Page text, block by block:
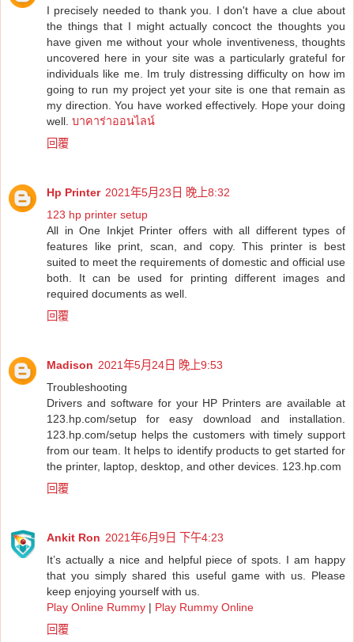
I precisely needed to thank you. I don't have a clue about
the things that I might actually concoct the thoughts you
have given me without your whole inventiveness, thoughts
uncovered here in your site was a particularly grateful for
individuals like me. Im truly distressing difficulty on how im
going to run my project yet your site is one that remain as
my direction. You have worked effectively. Hope your doing
well. บาคาร่าออนไลน์
回覆
Hp Printer 2021年5月23日 晚上8:32
123 hp printer setup
All in One Inkjet Printer offers with all different types of
features like print, scan, and copy. This printer is best
suited to meet the requirements of domestic and official use
both. It can be used for printing different images and
required documents as well.
回覆
Madison 2021年5月24日 晚上9:53
Troubleshooting
Drivers and software for your HP Printers are available at
123.hp.com/setup for easy download and installation.
123.hp.com/setup helps the customers with timely support
from our team. It helps to identify products to get started for
the printer, laptop, desktop, and other devices. 123.hp.com
回覆
Ankit Ron 2021年6月9日 下午4:23
It’s actually a nice and helpful piece of spots. I am happy
that you simply shared this useful game with us. Please
keep enjoying yourself with us.
Play Online Rummy | Play Rummy Online
回覆